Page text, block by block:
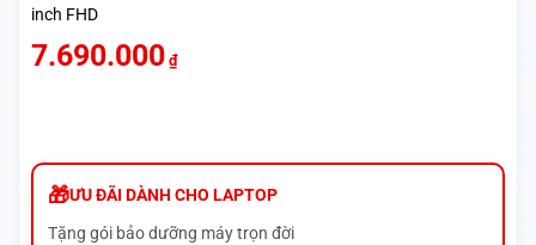
inch FHD
7.690.000 ₫
ƯU ĐÃI DÀNH CHO LAPTOP
Tặng gói bảo dưỡng máy trọn đời